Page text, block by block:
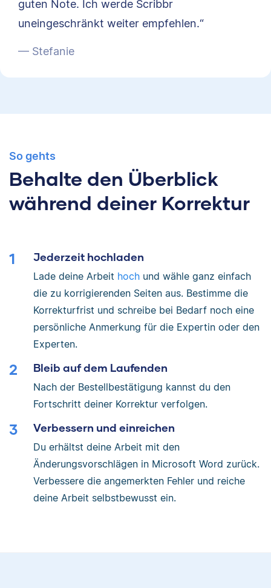
guten Note. Ich werde Scribbr
uneingeschränkt weiter empfehlen.“
— Stefanie
So gehts
Behalte den Überblick
während deiner Korrektur
Jederzeit hochladen
Lade deine Arbeit hoch und wähle ganz einfach
die zu korrigierenden Seiten aus. Bestimme die
Korrekturfrist und schreibe bei Bedarf noch eine
persönliche Anmerkung für die Expertin oder den
Experten.
Bleib auf dem Laufenden
Nach der Bestellbestätigung kannst du den
Fortschritt deiner Korrektur verfolgen.
Verbessern und einreichen
Du erhältst deine Arbeit mit den
Änderungsvorschlägen in Microsoft Word zurück.
Verbessere die angemerkten Fehler und reiche
deine Arbeit selbstbewusst ein.